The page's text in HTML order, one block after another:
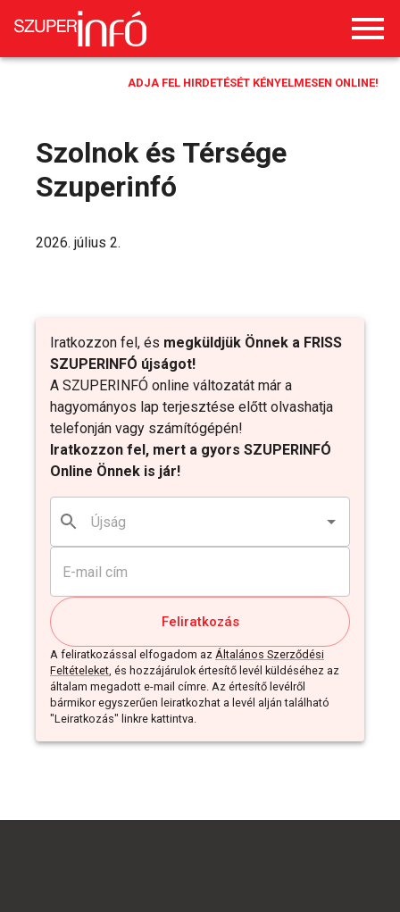
ADJA FEL HIRDETÉSÉT KÉNYELMESEN ONLINE!
Szolnok és Térsége
Szuperinfó
Iratkozzon fel, és megküldjük Önnek a FRISS
SZUPERINFÓ újságot!
A SZUPERINFÓ online változatát már a
hagyományos lap terjesztése előtt olvashatja
telefonján vagy számítógépén!
Iratkozzon fel, mert a gyors SZUPERINFÓ
Online Önnek is jár!
Feliratkozás
A feliratkozással elfogadom az Általános Szerződési
Feltételeket, és hozzájárulok értesítő levél küldéséhez az
általam megadott e-mail címre. Az értesítő levélről
bármikor egyszerűen leiratkozhat a levél alján található
"Leiratkozás" linkre kattintva.
2026. július 2.